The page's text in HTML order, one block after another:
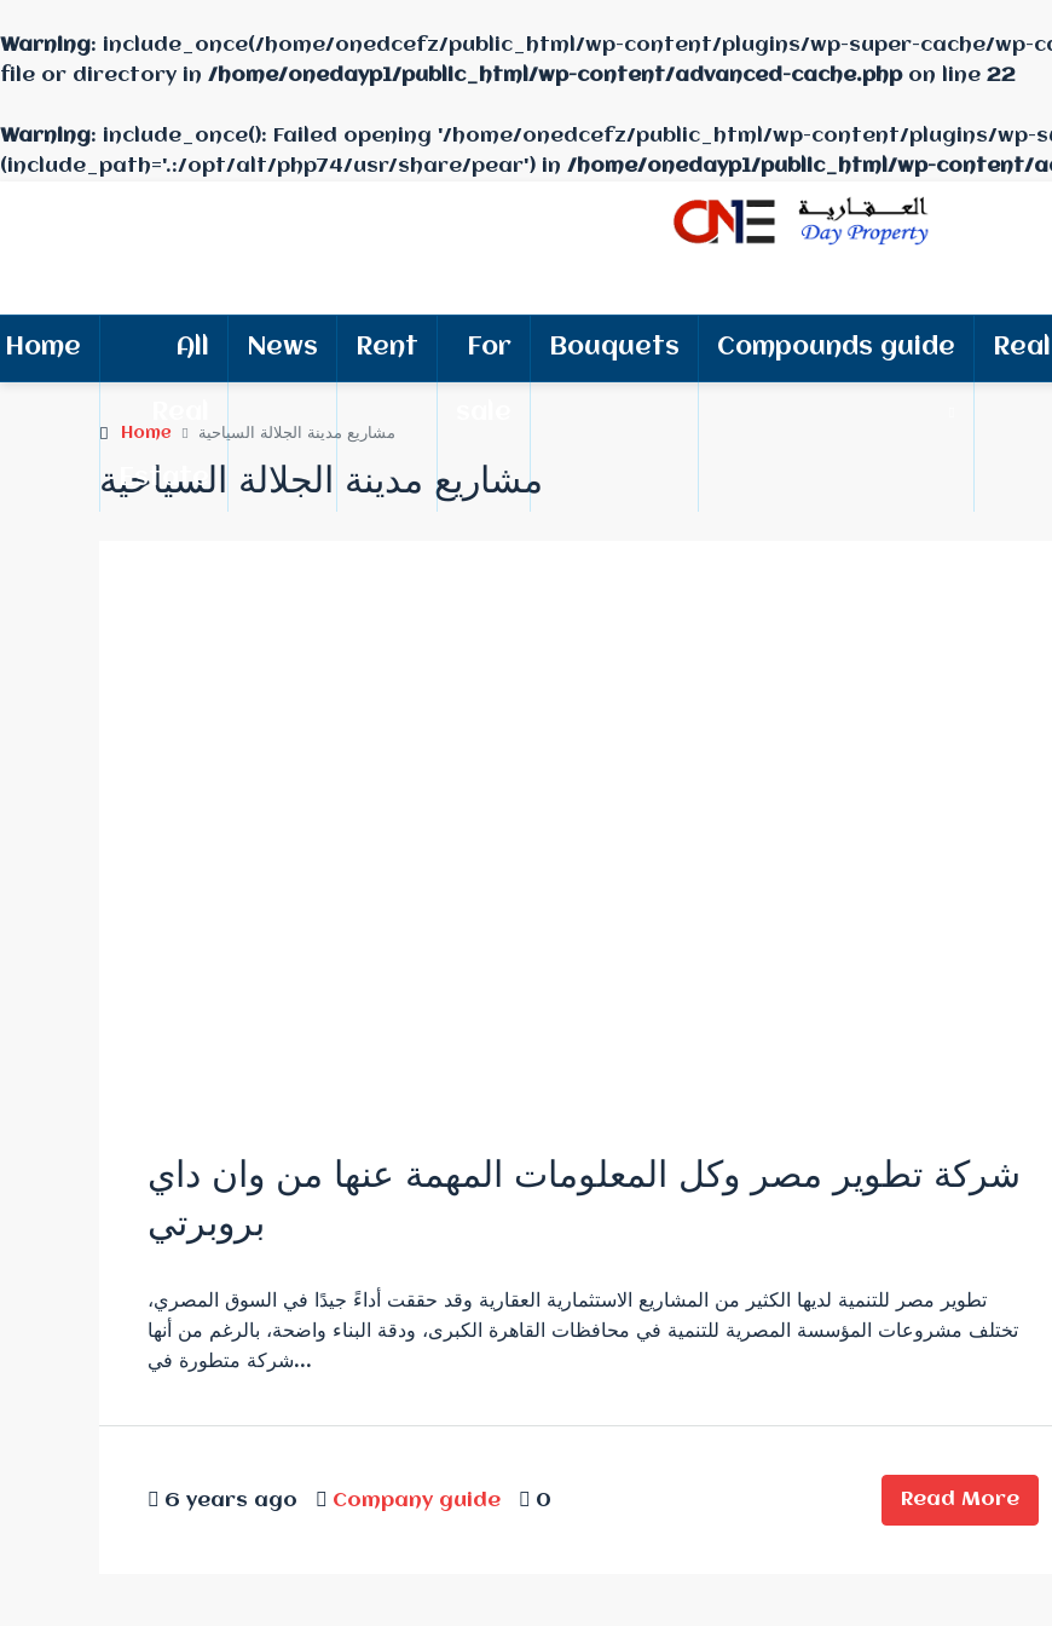
Warning: include_once(/home/onedcefz/public_html/wp-content/plugins/wp-super-cache/wp-
file or directory in /home/onedayp1/public_html/wp-content/advanced-cache.phpon line 22
Warning: include_once(): Failed opening '/home/onedcefz/public_html/wp-content/plugins/wp-
(include_path='.:/opt/alt/php74/usr/share/pear') in /home/onedayp1/public_html/wp-content/
Home All
Estate
News Rent For Bouquets Compounds guide
Home مشاريع مدينة الجلالة السياحية
مشاريع مدينة الجلالة السياحية
شركة تطوير مصر وكل المعلومات المهمة عنها من وان داي
بروبرتي
تطوير مصر للتنمية لديها الكثير من المشاريع الاستثمارية العقارية وقد حققت أداءً جيدًا في السوق المصري،
تختلف مشروعات المؤسسة المصرية للتنمية في محافظات القاهرة الكبرى، ودقة البناء واضحة، بالرغم من أنها
شركة متطورة في...
6 years ago Company guide 0 Read More